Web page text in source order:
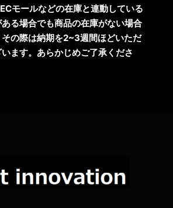
モールなどの在庫と連動している
る場合でも商品の在庫がない場合
の際は納期を2~3週間ほどいただ
ます。あらかじめご了承くださ